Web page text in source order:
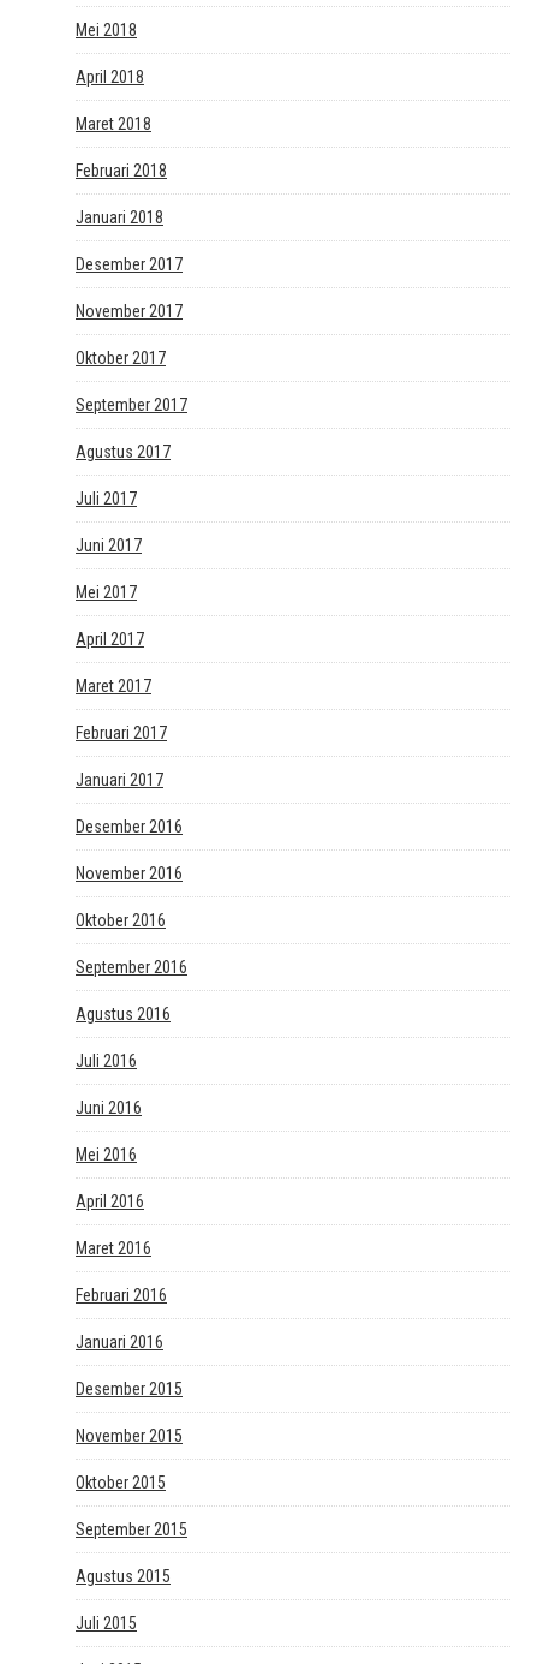
Mei 2018
April 2018
Maret 2018
Februari 2018
Januari 2018
Desember 2017
November 2017
Oktober 2017
September 2017
Agustus 2017
Juli 2017
Juni 2017
Mei 2017
April 2017
Maret 2017
Februari 2017
Januari 2017
Desember 2016
November 2016
Oktober 2016
September 2016
Agustus 2016
Juli 2016
Juni 2016
Mei 2016
April 2016
Maret 2016
Februari 2016
Januari 2016
Desember 2015
November 2015
Oktober 2015
September 2015
Agustus 2015
Juli 2015